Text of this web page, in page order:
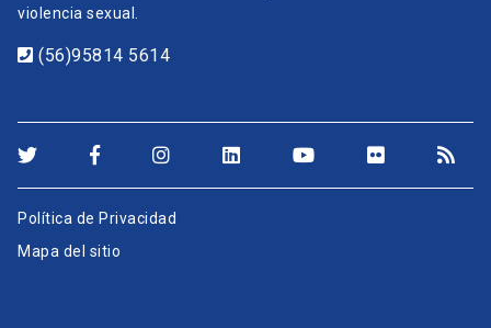
violencia sexual.
(56)95814 5614
Política de Privacidad
Mapa del sitio